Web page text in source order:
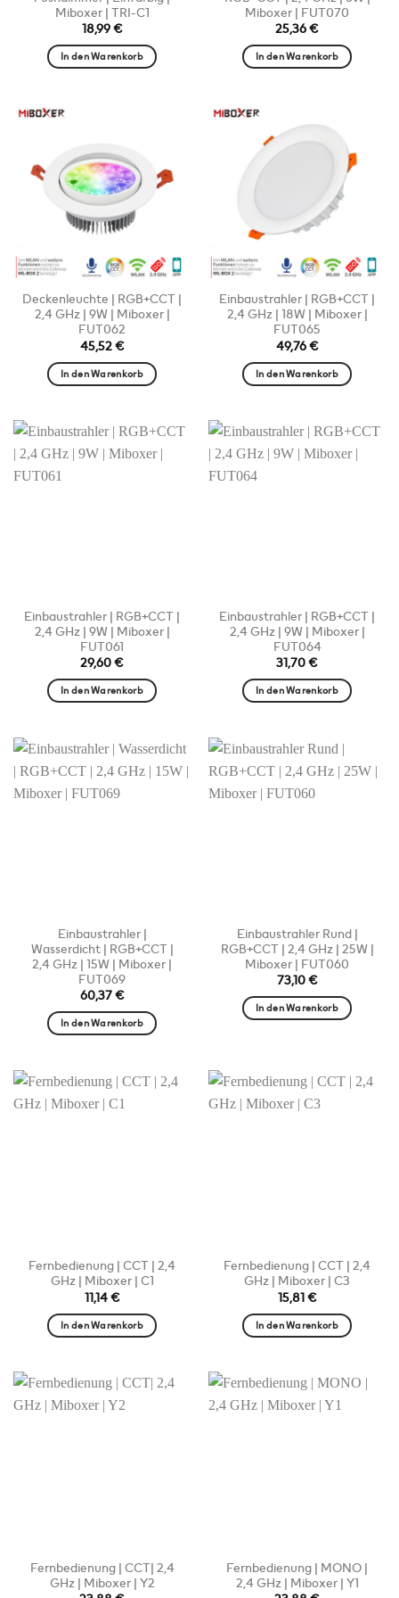
Miboxer | TRI-C1
18,99€
In den Warenkorb
Miboxer | FUT070
25,36€
In den Warenkorb
Deckenleuchte | RGB+CCT |
2,4 GHz | 9W | Miboxer |
FUT062
45,52€
In den Warenkorb
Einbaustrahler | RGB+CCT |
2,4 GHz | 18W | Miboxer |
FUT065
49,76€
In den Warenkorb
Einbaustrahler | RGB+CCT |
2,4 GHz | 9W | Miboxer |
FUT061
29,60€
In den Warenkorb
Einbaustrahler | RGB+CCT |
2,4 GHz | 9W | Miboxer |
FUT064
31,70€
In den Warenkorb
Einbaustrahler |
Wasserdicht | RGB+CCT |
2,4 GHz | 15W | Miboxer |
FUT069
60,37€
In den Warenkorb
Einbaustrahler Rund |
RGB+CCT | 2,4 GHz | 25W |
Miboxer | FUT060
73,10€
In den Warenkorb
Fernbedienung | CCT | 2,4
GHz | Miboxer | C1
11,14€
In den Warenkorb
Fernbedienung | CCT | 2,4
GHz | Miboxer | C3
15,81€
In den Warenkorb
Fernbedienung | CCT| 2,4
GHz | Miboxer | Y2
Fernbedienung | MONO |
2,4 GHz | Miboxer | Y1